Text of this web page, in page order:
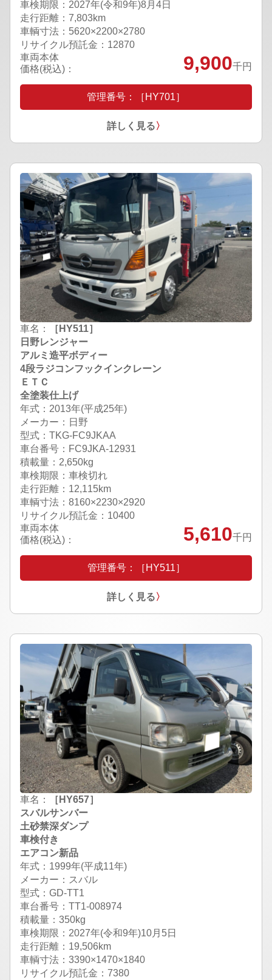
車検期限： 2027年(令和9年)8月4日
走行距離：7,803km
車輌寸法：5620×2200×2780
リサイクル預託金：12870
車両本体
価格(税込)：
9,900千円
管理番号：［HY701］
詳しく見る〉
車名：
［HY511］
日野レンジャー
アルミ造平ボディー
4段ラジコンフックインクレーン
ＥＴＣ
全塗装仕上げ
年式：2013年(平成25年)
メーカー：日野
型式：TKG-FC9JKAA
車台番号：FC9JKA-12931
積載量：2,650kg
車検期限：車検切れ
走行距離：12,115km
車輌寸法：8160×2230×2920
リサイクル預託金：10400
車両本体
価格(税込)：
5,610千円
管理番号：［HY511］
詳しく見る〉
車名：
［HY657］
スバルサンバー
土砂禁深ダンプ
車検付き
エアコン新品
年式：1999年(平成11年)
メーカー：スバル
型式：GD-TT1
車台番号：TT1-008974
積載量：350kg
車検期限： 2027年(令和9年)10月5日
走行距離：19,506km
車輌寸法：3390×1470×1840
リサイクル預託金：7380